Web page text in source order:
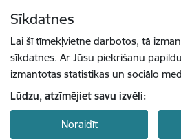
Sīkdatnes
Lai šī tīmekļvietne darbotos, tā
sīkdatnes. Ar Jūsu piekrišanu
izmantotas statistikas un sociālo
Lūdzu, atzīmējiet savu izvēli:
Noraidīt